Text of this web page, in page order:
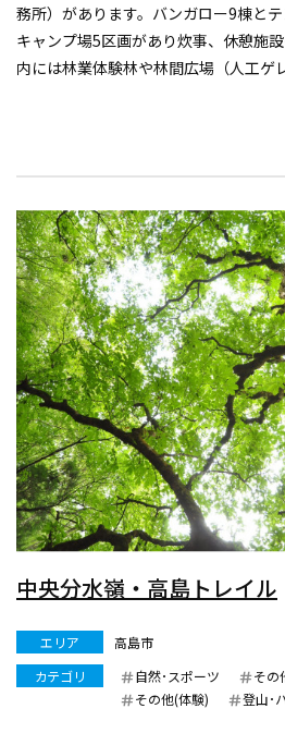
務所）があります。バンガロー9棟と
キャンプ場5区画があり炊事、休憩施
内には林業体験林や林間広場（人工ゲ
中央分水嶺・高島トレイル
エリア
高島市
カテゴリ
自然･スポーツ
その
その他(体験)
登山･